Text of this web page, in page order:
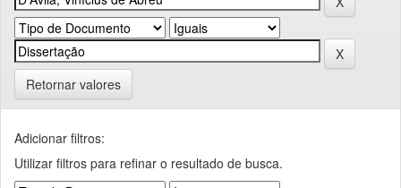
Retornar valores
Adicionar filtros:
Utilizar filtros para refinar o resultado de busca.